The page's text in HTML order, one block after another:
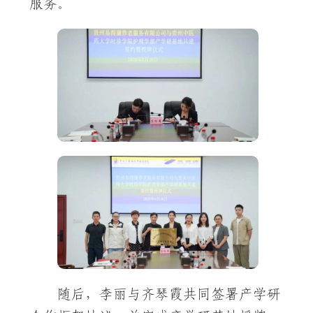
服务。
随后，李丽与齐琴霞共同签署产学研